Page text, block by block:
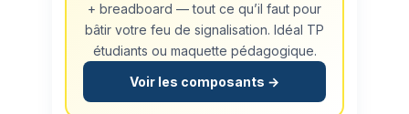
+ breadboard — tout ce qu’il faut pour
bâtir votre feu de signalisation. Idéal TP
étudiants ou maquette pédagogique.
Voir les composants →